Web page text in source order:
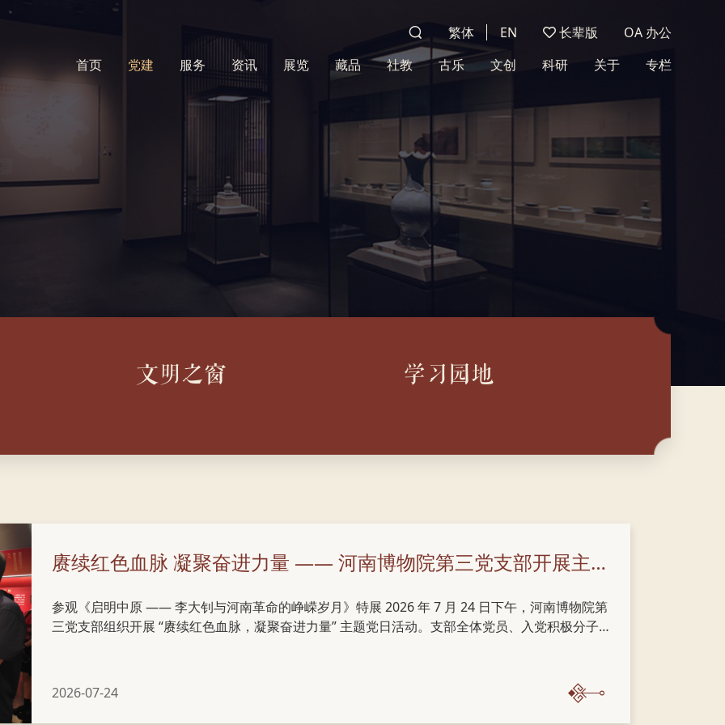
繁体 EN 长辈版
OA 办公
首页
党建 服务 资讯 展览 藏品 社教 古乐 文创 科研 关于 专栏
文明之窗 学习园地
赓续红色血脉 凝聚奋进力量 —— 河南博物院第三党支部开展主题党日活动
参观《启明中原 —— 李大钊与河南革命的峥嵘岁月》特展 2026 年 7 月 24 日下午，河南博物院第
三党支部组织开展 “赓续红色血脉，凝聚奋进力量” 主题党日活动。支部全体党员、入党积极分子
河南革命的峥嵘岁月》特展，跟随讲解员细致品读展陈史料与革命文物，回溯李大钊同志在中原大
地播撒革命火种、开展革命活动的光辉历程，深入感悟中原早期革命的峥嵘岁月。参观结束后，全
2026-07-24